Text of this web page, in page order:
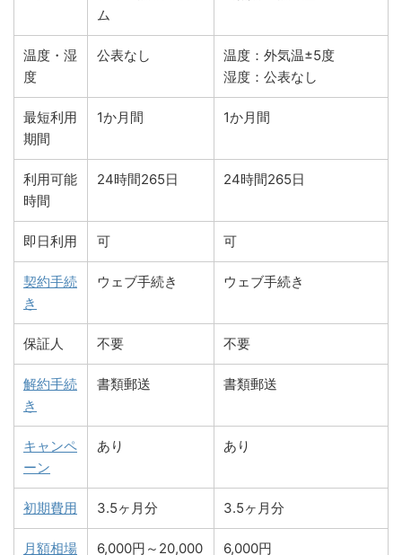
ム
温度・湿
度
公表なし
温度：外気温±5度
湿度：公表なし
最短利用
期間
1か月間 1か月間
利用可能
時間
24時間265日 24時間265日
即日利用 可 可
契約手続
き
ウェブ手続き ウェブ手続き
保証人 不要 不要
解約手続
き
書類郵送 書類郵送
キャンペ
ーン
あり あり
初期費用 3.5ヶ月分 3.5ヶ月分
月額相場 6,000円～20,000 6,000円